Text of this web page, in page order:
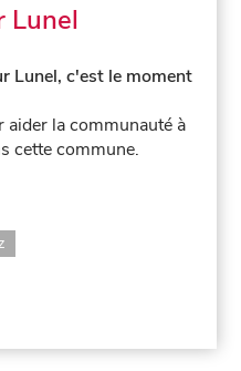
Lunel
Lunel, c'est le moment
aider la communauté à
cette commune.